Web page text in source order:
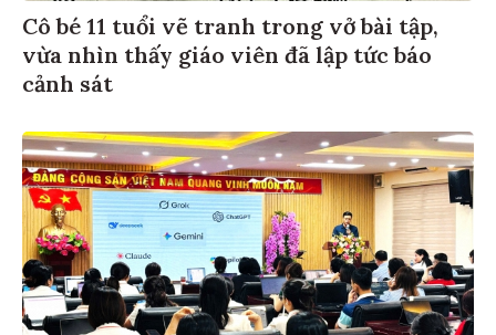
Cô bé 11 tuổi vẽ tranh trong vở bài tập,
vừa nhìn thấy giáo viên đã lập tức báo
cảnh sát